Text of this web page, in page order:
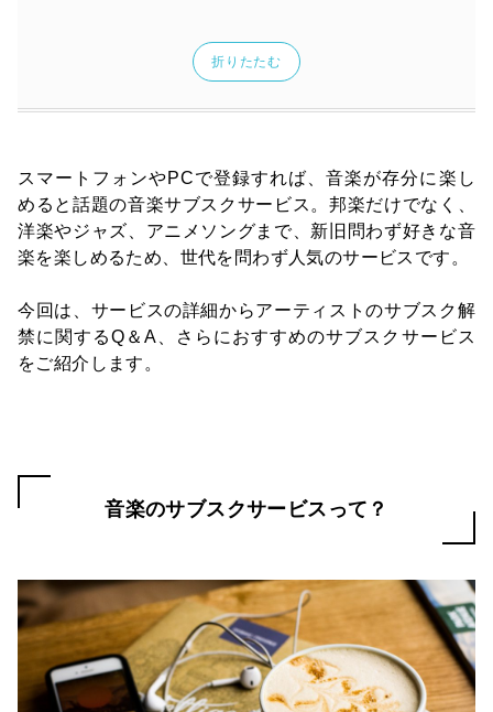
折りたたむ
スマートフォンやPCで登録すれば、音楽が存分に楽し
めると話題の音楽サブスクサービス。邦楽だけでなく、
洋楽やジャズ、アニメソングまで、新旧問わず好きな音
楽を楽しめるため、世代を問わず人気のサービスです。
今回は、サービスの詳細からアーティストのサブスク解
禁に関するQ＆A、さらにおすすめのサブスクサービス
をご紹介します。
音楽のサブスクサービスって？